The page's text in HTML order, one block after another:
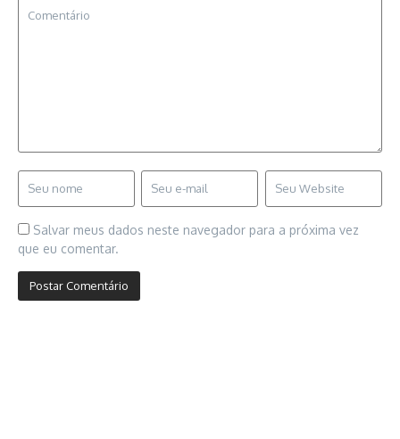
Salvar meus dados neste navegador para a próxima vez
que eu comentar.